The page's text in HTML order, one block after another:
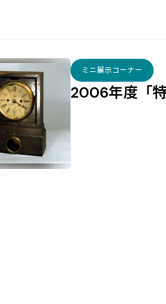
2006年度「特
ミニ展示コーナー